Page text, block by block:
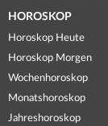
HOROSKOP
Horoskop Heute
Horoskop Morgen
Wochenhoroskop
Monatshoroskop
Jahreshoroskop